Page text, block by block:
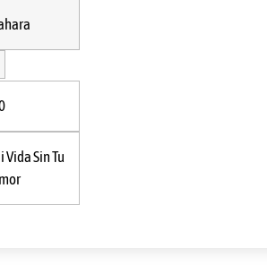
Vida Sin Tu